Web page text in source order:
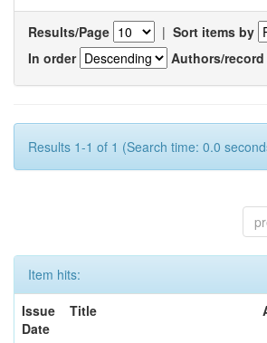
Results/Page | Sort items by
In order
Authors/record
Results 1-1 of 1 (Search time: 0.0
Item hits:
Issue
Date
Title